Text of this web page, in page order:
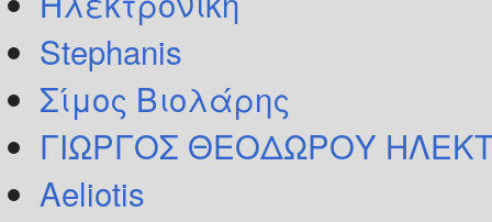
Stephanis
Σίμος Βιολάρης
ΓΙΩΡΓΟΣ ΘΕΟΔΩΡΟΥ
Aeliotis